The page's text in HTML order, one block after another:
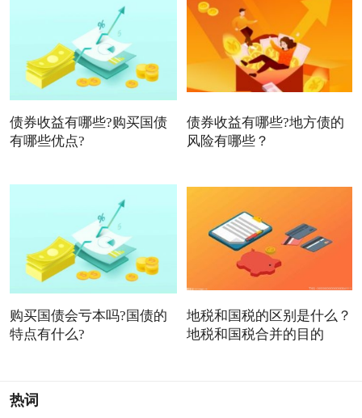
债券收益有哪些?购买国债
有哪些优点?
债券收益有哪些?地方债的
风险有哪些？
购买国债会亏本吗?国债的
特点有什么?
地税和国税的区别是什么？
地税和国税合并的目的
热词